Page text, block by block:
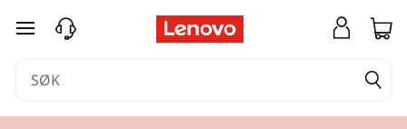
Tgå til hovedinnhold